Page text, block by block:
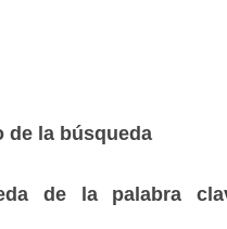
de la búsqueda
de la palabra